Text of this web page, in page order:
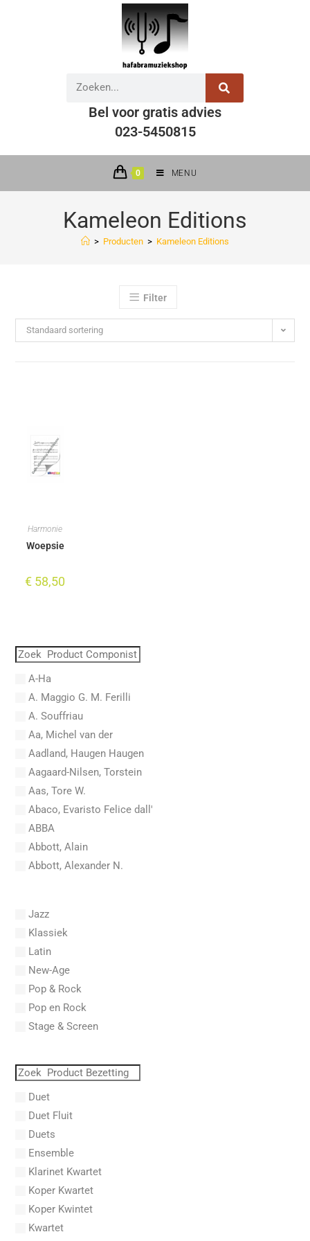
Bel voor gratis advies
023-5450815
0 MENU
Kameleon Editions
> Producten > Kameleon Editions
Filter
Standaard sortering
Harmonie
Woepsie
€ 58,50
A-Ha
A. Maggio G. M. Ferilli
A. Souffriau
Aa, Michel van der
Aadland, Haugen Haugen
Aagaard-Nilsen, Torstein
Aas, Tore W.
Abaco, Evaristo Felice dall'
ABBA
Abbott, Alain
Abbott, Alexander N.
Abel, Lex
Aberg, Johan Ludvig
Aboucaya, Christian
Aboulker, Isabelle
Abraham, Paul
Abrams, Lester
Abreu, Zequinha
Absil, Jean
AC/DC
Acker, Dieter
Acosta, Omar
Jazz
Klassiek
Latin
New-Age
Pop & Rock
Pop en Rock
Stage & Screen
Duet
Duet Fluit
Duets
Ensemble
Klarinet Kwartet
Koper Kwartet
Koper Kwintet
Kwartet